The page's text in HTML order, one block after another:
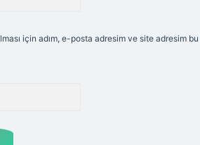
için adım, e-posta adresim ve site adresim